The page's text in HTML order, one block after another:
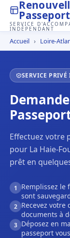
SERVICE
INDÉPENDANT
Accueil › Loire-
SERVICE
Effectuez votre
pour La Haie-
prêt en
1
Remplissez
sont
2 Recevez
documents à
3 Déposez en
passeport